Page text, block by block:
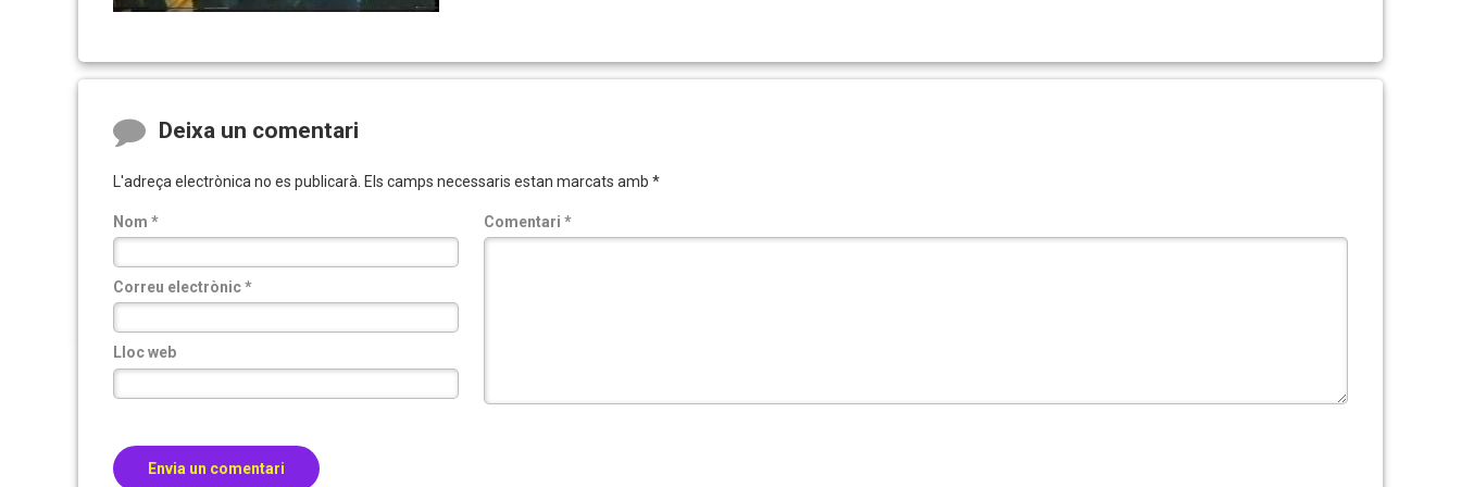
Comments
Deixa un comentari
L'adreça electrònica no es publicarà. Els camps necessaris estan marcats amb *
Comentari *
Nom *
Correu electrònic*
Lloc web